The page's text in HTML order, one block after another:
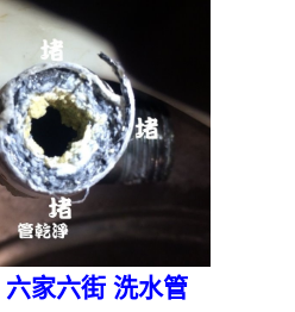
垢及異物沖出來，洗出來的
尿，如下圖及影片，賴先
裡面就藏這麼多髒東西。 如
會產生鐵鏽跟泥沙堆積，洗
地下水含有氧化錳，管壁上
垢，洗出來的...
家六街 洗水管